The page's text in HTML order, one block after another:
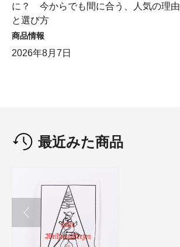
に？ 今からでも間に合う、人気の理由
と選び方
商品情報
2026年8月7日
最近みた商品